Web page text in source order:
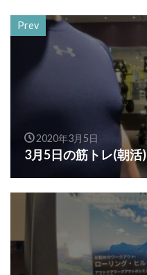
Prev
2020年3月5日
3月5日の筋トレ(朝活)